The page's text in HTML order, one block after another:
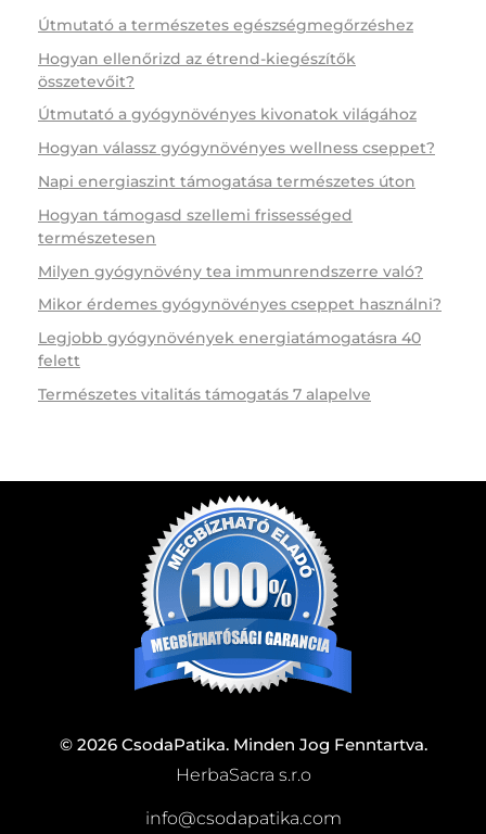
Útmutató a természetes egészségmegőrzéshez
Hogyan ellenőrizd az étrend-kiegészítők
összetevőit?
Útmutató a gyógynövényes kivonatok világához
Hogyan válassz gyógynövényes wellness cseppet?
Napi energiaszint támogatása természetes úton
Hogyan támogasd szellemi frissességed
természetesen
Milyen gyógynövény tea immunrendszerre való?
Mikor érdemes gyógynövényes cseppet használni?
Legjobb gyógynövények energiatámogatásra 40
felett
Természetes vitalitás támogatás 7 alapelve
© 2026 CsodaPatika. Minden Jog Fenntartva.
HerbaSacra s.r.o
info@csodapatika.com